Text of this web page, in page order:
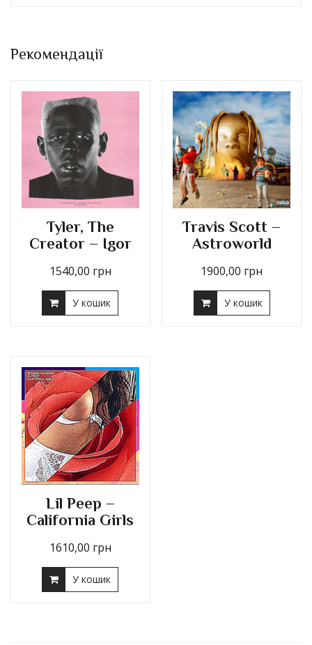
Рекомендації
Tyler, The
Creator – Igor
1540,00 грн
У кошик
Travis Scott –
Astroworld
1900,00 грн
У кошик
Lil Peep –
California Girls
1610,00 грн
У кошик